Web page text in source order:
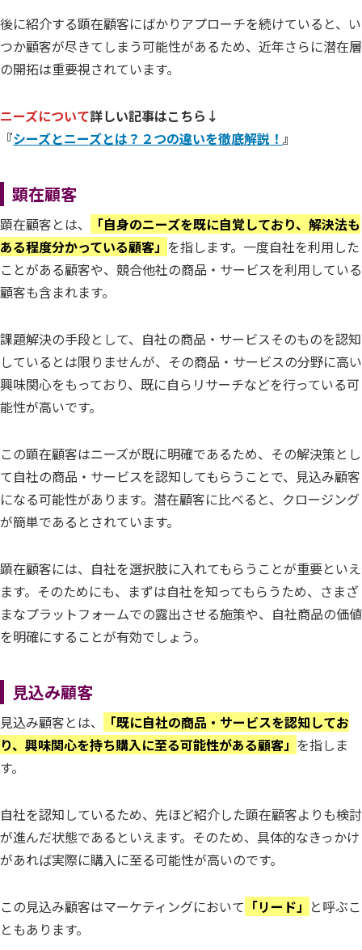
後に紹介する顕在顧客にばかりアプローチを続けていると、い
つか顧客が尽きてしまう可能性があるため、近年さらに潜在層
の開拓は重要視されています。
ニーズについて詳しい記事はこちら↓
『シーズとニーズとは？２つの違いを徹底解説！ 』
顕在顧客
顕在顧客とは、
「自身のニーズを既に自覚しており、解決法も
ある程度分かっている顧客」 を指します。一度自社を利用した
ことがある顧客や、競合他社の商品・サービスを利用している
顧客も含まれます。
課題解決の手段として、自社の商品・サービスそのものを認知
しているとは限りませんが、その商品・サービスの分野に高い
興味関心をもっており、既に自らリサーチなどを行っている可
能性が高いです。
この顕在顧客はニーズが既に明確であるため、その解決策とし
て自社の商品・サービスを認知してもらうことで、見込み顧客
になる可能性があります。潜在顧客に比べると、クロージング
が簡単であるとされています。
顕在顧客には、自社を選択肢に入れてもらうことが重要といえ
ます。そのためにも、まずは自社を知ってもらうため、さまざ
まなプラットフォームでの露出させる施策や、自社商品の価値
を明確にすることが有効でしょう。
見込み顧客
見込み顧客とは、
「既に自社の商品・サービスを認知してお
り、興味関心を持ち購入に至る可能性がある顧客」 を指しま
す。
自社を認知しているため、先ほど紹介した顕在顧客よりも検討
が進んだ状態であるといえます。そのため、具体的なきっかけ
があれば実際に購入に至る可能性が高いのです。
この見込み顧客はマーケティングにおいて 「リード」 と呼ぶこ
ともあります。